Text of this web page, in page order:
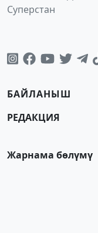
Суперстан
БАЙЛАНЫШ
РЕДАКЦИЯ
Жарнама бөлүмү